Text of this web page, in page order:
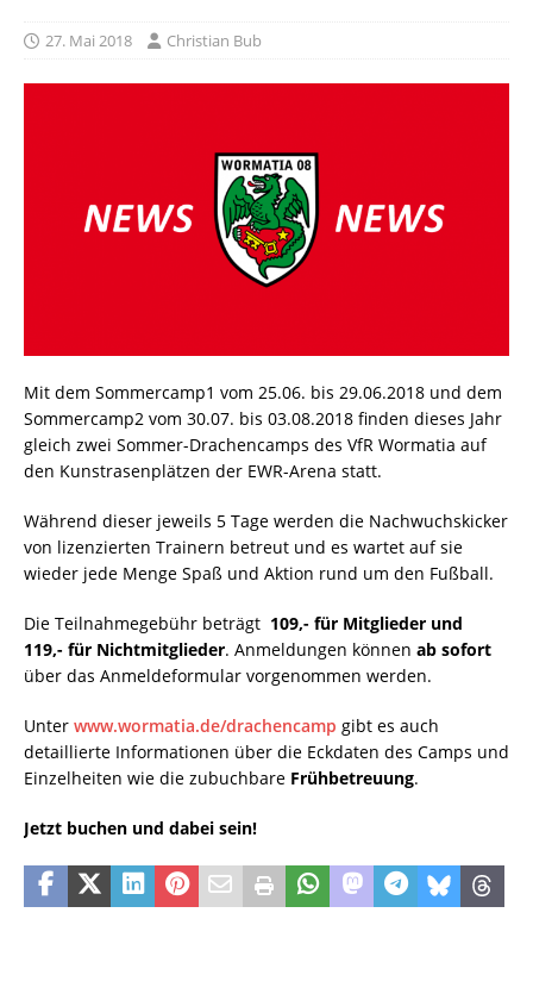
27. Mai 2018 Christian Bub
Mit dem Sommercamp1 vom 25.06. bis 29.06.2018 und dem
Sommercamp2 vom 30.07. bis 03.08.2018 finden dieses Jahr
gleich zwei Sommer-Drachencamps des VfR Wormatia auf
den Kunstrasenplätzen der EWR-Arena statt.
Während dieser jeweils 5 Tage werden die Nachwuchskicker
von lizenzierten Trainern betreut und es wartet auf sie
wieder jede Menge Spaß und Aktion rund um den Fußball.
Die Teilnahmegebühr beträgt  109,- für Mitglieder und 
119,- für Nichtmitglieder. Anmeldungen können ab sofort
über das Anmeldeformular vorgenommen werden.
Unter www.wormatia.de/drachencamp gibt es auch
detaillierte Informationen über die Eckdaten des Camps und
Einzelheiten wie die zubuchbare Frühbetreuung.
Jetzt buchen und dabei sein!